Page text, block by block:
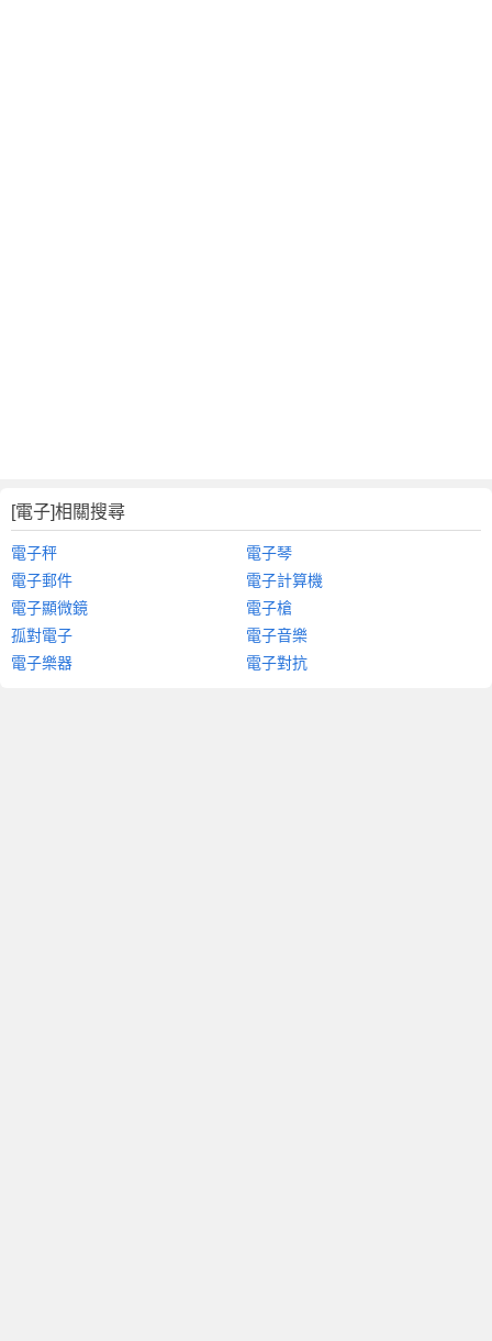
[電子]相關搜尋
電子秤
電子琴
電子郵件
電子計算機
電子顯微鏡
電子槍
孤對電子
電子音樂
電子樂器
電子對抗